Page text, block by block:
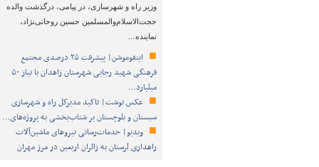
وزیر راه و شهرسازی، در پیامی، درگذشت والده
حجت‌الاسلام‌والمسلمین حسین روحانی‌نژاد،
نماینده…
اینفوموشن| پیشرفت ۲۵ درصدی مجتمع
فرهنگی شهید رجایی شهرستان زاهدان با نیاز ۵۰
میلیارد…
عکس نوشت| تاکید مدیرکل راه و شهرسازی
سیستان و بلوچستان بر شتاب‌بخشی به پروژه‌های…
ویدیو| خدمات‌رسانی نیروهای ماشین‌آلات
راهداری لرستان به زائران اربعین در مرز مهران